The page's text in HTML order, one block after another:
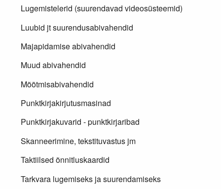
Lugemistelerid (suurendavad videosüsteemid)
Luubid jt suurendusabivahendid
Majapidamise abivahendid
Muud abivahendid
Mõõtmisabivahendid
Punktkirjakirjutusmasinad
Punktkirjakuvarid - punktkirjaribad
Skanneerimine, tekstituvastus jm
Taktiilsed õnnitluskaardid
Tarkvara lugemiseks ja suurendamiseks